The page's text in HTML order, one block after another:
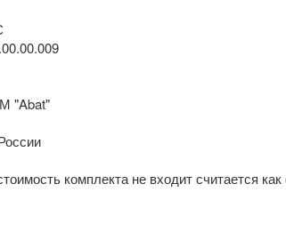
"Abat"
комплекта не входит считается